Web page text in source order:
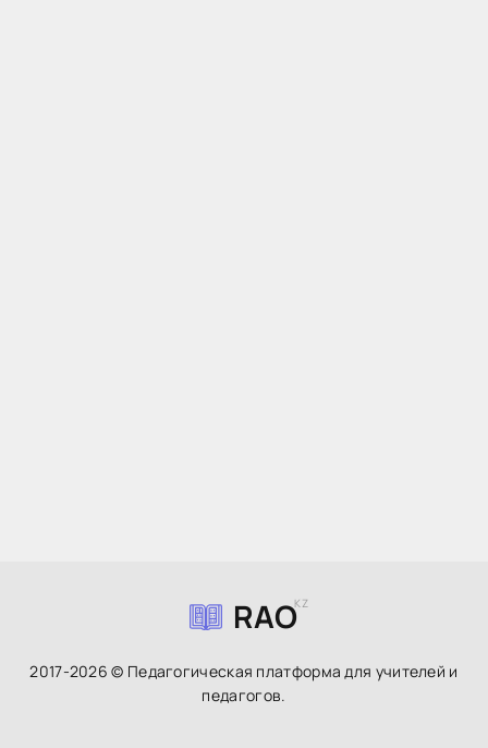
RAOKZ
2017-2026 © Педагогическая платформа для учителей и
педагогов.